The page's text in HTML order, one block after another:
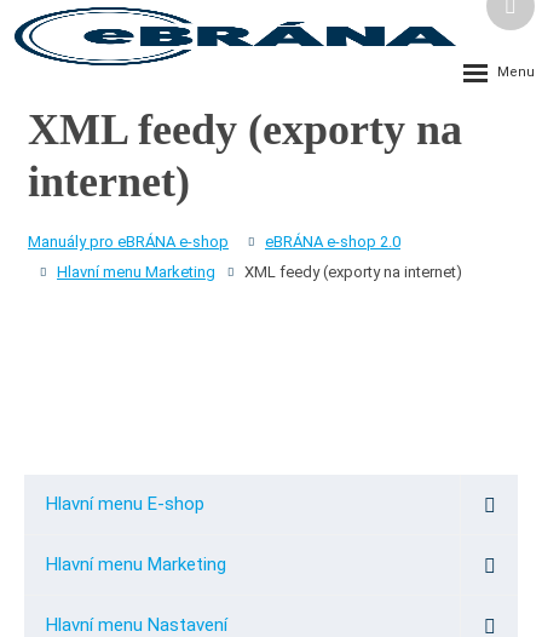
Rozbalení
XML feedy (exporty na
internet)
Manuály pro eBRÁNA e-shop
eBRÁNA e-shop 2.0
Hlavní menu Marketing
XML feedy (exporty na internet)
Hlavní menu E-shop
Hlavní menu Marketing
Hlavní menu Nastavení